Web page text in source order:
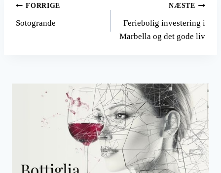
Indlægsnavigation
FORRIGE
Sotogrande
NÆSTE
Feriebolig investering i
Marbella og det gode liv